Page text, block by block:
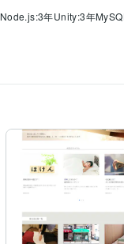
Node.js:3年Unity:3年
診察券